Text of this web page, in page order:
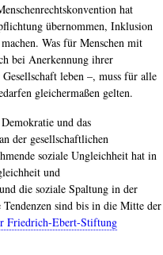
hat
übernommen, Inklusion
Was für Menschen mit
bei Anerkennung ihrer
leben –, muss für alle
gleichermaßen gelten.
und das
der gesellschaftlichen
soziale Ungleichheit hat in
und
die soziale Spaltung in der
sind bis in die Mitte der
Friedrich-Ebert-Stiftung